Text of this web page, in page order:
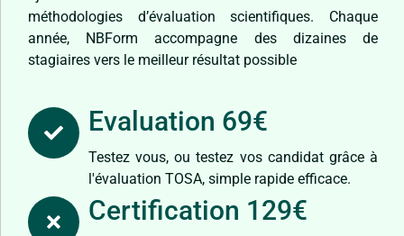
méthodologies d’évaluation scientifiques. Chaque
année, NBForm accompagne des dizaines de
stagiaires vers le meilleur résultat possible
Evaluation 69€
Testez vous, ou testez vos candidat grâce à
l'évaluation TOSA, simple rapide efficace.
Certification 129€